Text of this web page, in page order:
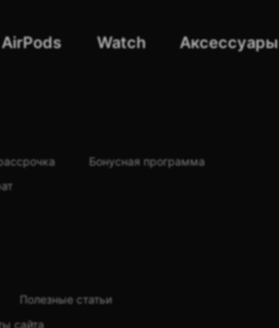
AirPods Watch Аксессуары
Бонусная программа
Полезные статьи
сайта